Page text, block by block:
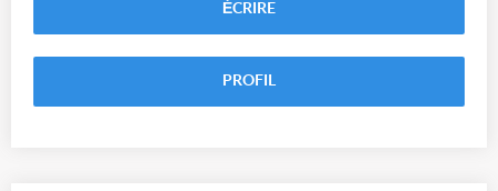
ÉCRIRE
PROFIL